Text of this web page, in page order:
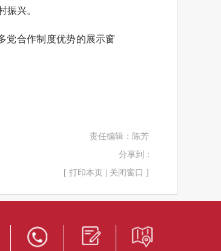
兴。
党合作制度优势的展示窗
责任编辑： 陈芳
分享到：
[ 打印本页 关闭窗口 ]